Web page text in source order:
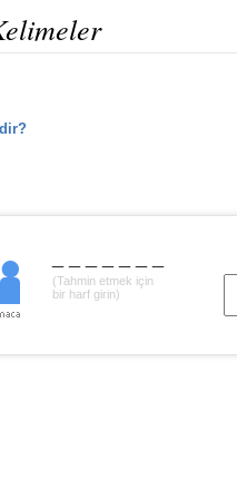
(Tahmin etmek için
bir harf girin)